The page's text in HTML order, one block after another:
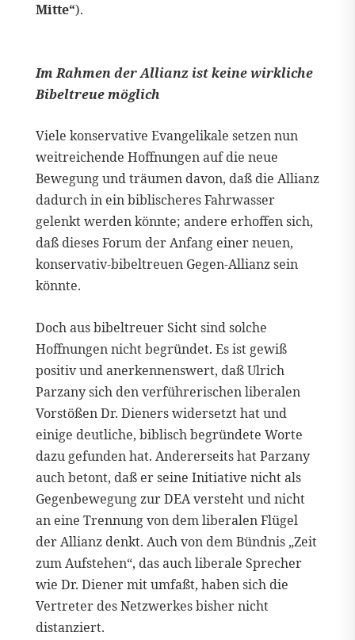
Mitte“).
Im Rahmen der Allianz ist keine wirkliche
Bibeltreue möglich
Viele konservative Evangelikale setzen nun
weitreichende Hoffnungen auf die neue
Bewegung und träumen davon, daß die Allianz
dadurch in ein biblischeres Fahrwasser
gelenkt werden könnte; andere erhoffen sich,
daß dieses Forum der Anfang einer neuen,
konservativ-bibeltreuen Gegen-Allianz sein
könnte.
Doch aus bibeltreuer Sicht sind solche
Hoffnungen nicht begründet. Es ist gewiß
positiv und anerkennenswert, daß Ulrich
Parzany sich den verführerischen liberalen
Vorstößen Dr. Dieners widersetzt hat und
einige deutliche, biblisch begründete Worte
dazu gefunden hat. Andererseits hat Parzany
auch betont, daß er seine Initiative nicht als
Gegenbewegung zur DEA versteht und nicht
an eine Trennung von dem liberalen Flügel
der Allianz denkt. Auch von dem Bündnis „Zeit
zum Aufstehen“, das auch liberale Sprecher
wie Dr. Diener mit umfaßt, haben sich die
Vertreter des Netzwerkes bisher nicht
distanziert.